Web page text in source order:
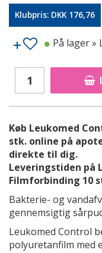
Klubpris: DKK 176,76
På lager»
Køb Leukomed
stk. online på
direkte til dig.
Leveringstiden på
Filmforbinding 10
Bakterie- og
gennemsigtig
Leukomed Control
polyuretanfilm med